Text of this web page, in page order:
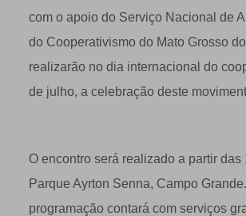
com o apoio do Serviço Nacional de
do Cooperativismo do Mato Grosso
realizarão no dia internacional do
de julho, a celebração deste
O encontro será realizado a partir das
Parque Ayrton Senna, Campo
programação contará com serviços